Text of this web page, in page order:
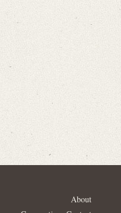
About